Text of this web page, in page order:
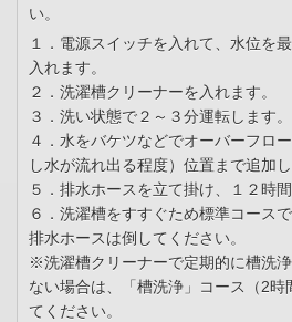
い。
１．電源スイッチを入れて、水位を
入れます。
２．洗濯槽クリーナーを入れます。
３．洗い状態で２～３分運転します。
４．水をバケツなどでオーバーフロ
し水が流れ出る程度）位置まで追加し
５．排水ホースを立て掛け、１２時間
６．洗濯槽をすすぐため標準コース
排水ホースは倒してください。
※洗濯槽クリーナーで定期的に槽洗
ない場合は、「槽洗浄」コース（2時
てください。